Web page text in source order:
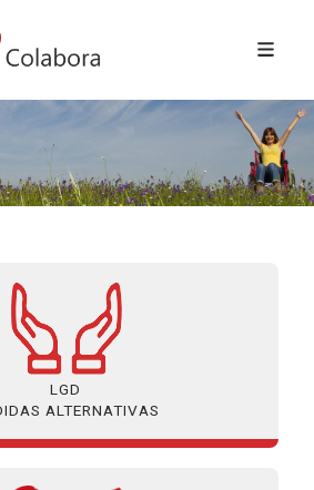
Fundación ONCE
LGD
ALTERNATIVAS